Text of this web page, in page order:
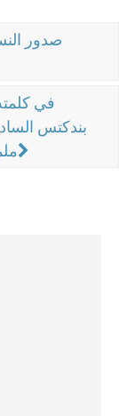
صدور
في
بندكتس